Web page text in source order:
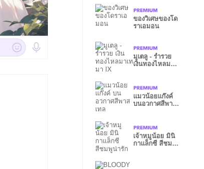
ของวิเศษของโด
ราเอมอน
มูเตลู - ร่ำรวย
เงินทองไหลมา
แมวน้อยแก๊งค์
บนอวกาศสีพาส
เจ้าหมูน้อย มินิ
กาแล็กซี สีชมพู